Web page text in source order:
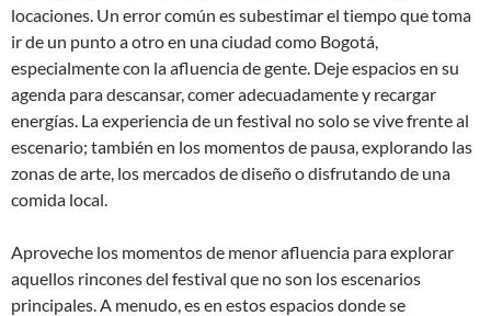
locaciones. Un error común es subestimar el tiempo que toma
ir de un punto a otro en una ciudad como Bogotá,
especialmente con la afluencia de gente. Deje espacios en su
agenda para descansar, comer adecuadamente y recargar
energías. La experiencia de un festival no solo se vive frente al
escenario; también en los momentos de pausa, explorando las
zonas de arte, los mercados de diseño o disfrutando de una
comida local.
Aproveche los momentos de menor afluencia para explorar
aquellos rincones del festival que no son los escenarios
principales. A menudo, es en estos espacios donde se